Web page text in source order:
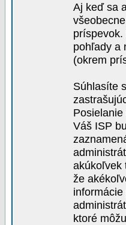
Aj keď sa
pohľady a
(okrem
Súhlasíte
Váš ISP
akúkoľvek
že
ktoré